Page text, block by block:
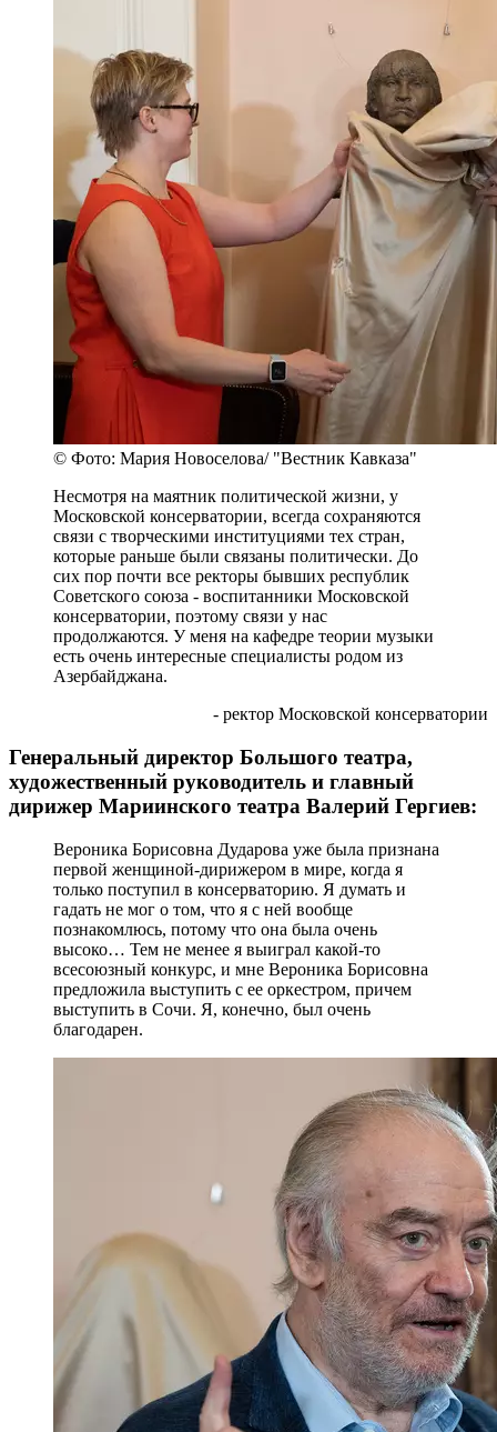
© Фото: Мария Новоселова/ "Вестник Кавказа"
Несмотря на маятник политической жизни, у
Московской консерватории, всегда сохраняются
связи с творческими институциями тех стран,
которые раньше были связаны политически. До
сих пор почти все ректоры бывших республик
Советского союза - воспитанники Московской
консерватории, поэтому связи у нас
продолжаются. У меня на кафедре теории музыки
есть очень интересные специалисты родом из
Азербайджана.
- ректор Московской консерватории
Генеральный директор Большого театра,
художественный руководитель и главный
дирижер Мариинского театра Валерий Гергиев:
Вероника Борисовна Дударова уже была признана
первой женщиной-дирижером в мире, когда я
только поступил в консерваторию. Я думать и
гадать не мог о том, что я с ней вообще
познакомлюсь, потому что она была очень
высоко… Тем не менее я выиграл какой-то
всесоюзный конкурс, и мне Вероника Борисовна
предложила выступить с ее оркестром, причем
выступить в Сочи. Я, конечно, был очень
благодарен.